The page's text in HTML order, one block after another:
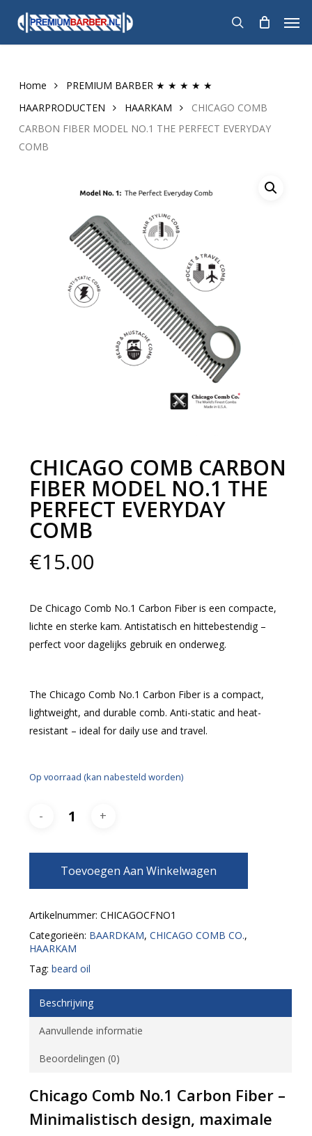
main
search
Home
PREMIUM BARBER ★ ★ ★ ★ ★
HAARPRODUCTEN
HAARKAM
CHICAGO COMB
CARBON FIBER MODEL NO.1 THE PERFECT EVERYDAY
COMB
CHICAGO COMB CARBON
FIBER MODEL NO.1 THE
PERFECT EVERYDAY
COMB
€15.00
De Chicago Comb No.1 Carbon Fiber is een compacte,
lichte en sterke kam. Antistatisch en hittebestendig –
perfect voor dagelijks gebruik en onderweg.
The Chicago Comb No.1 Carbon Fiber is a compact,
lightweight, and durable comb. Anti-static and heat-
resistant – ideal for daily use and travel.
Op voorraad (kan nabesteld worden)
Toevoegen Aan Winkelwagen
Artikelnummer: CHICAGOCFNO1
Categorieën: BAARDKAM, CHICAGO COMB CO.,
HAARKAM
Tag: beard oil
Beschrijving
Aanvullende informatie
Beoordelingen (0)
Chicago Comb No.1 Carbon Fiber –
Minimalistisch design, maximale